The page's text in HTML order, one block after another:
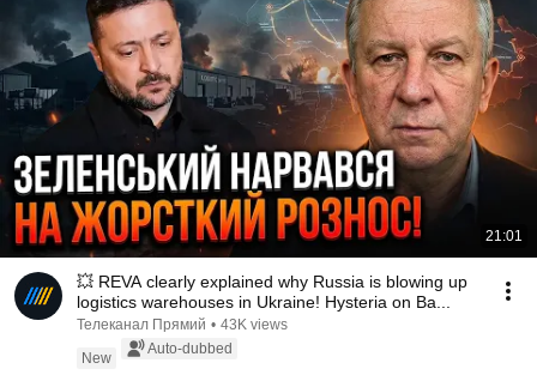
21:01
💥 REVA clearly explained why Russia is blowing up
logistics warehouses in Ukraine! Hysteria on Ba...
Телеканал Прямий • 43K views
New
Auto-dubbed